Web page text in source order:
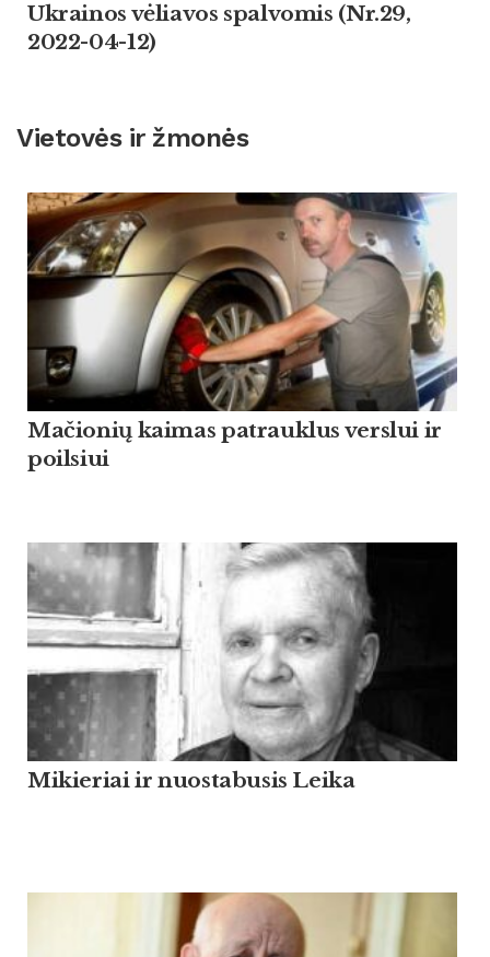
Ukrainos vėliavos spalvomis (Nr.29,
2022-04-12)
Vietovės ir žmonės
Mačionių kaimas patrauklus verslui ir
poilsiui
Mikieriai ir nuostabusis Leika